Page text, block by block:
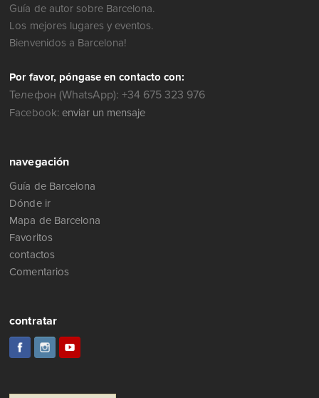
Guía de autor sobre Barcelona.
Los mejores lugares y eventos.
Bienvenidos a Barcelona!
Por favor, póngase en contacto con:
Телефон (WhatsApp): +34 675 323 976
Facebook: enviar un mensaje
navegación
Guía de Barcelona
Dónde ir
Mapa de Barcelona
Favoritos
contactos
Comentarios
contratar